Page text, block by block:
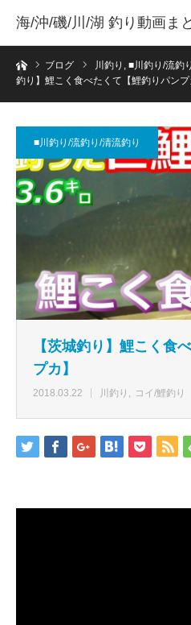
海/沖/磯/川/湖 釣り動画ま
】ホームブログ 川釣り , ■川釣り/流釣
釣り】鯉こく食べたくて【鯉釣りパンプ
■川釣り/流釣り/清流釣り
【茨城釣り】鯉こく食
プカ】
2018.03.22 川釣り コイ/鯉釣り